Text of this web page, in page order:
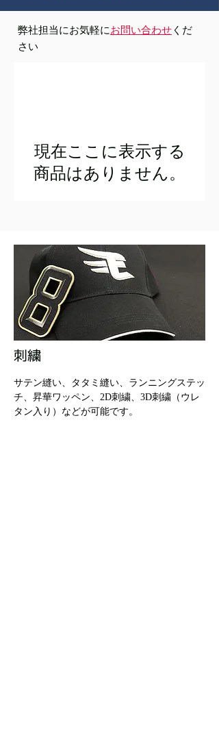
​弊社担当にお気軽にお問い合わせ くだ
さい
現在ここに表示する
商品はありません。
刺繍
サテン縫い、タタミ縫い、ランニングステッ
チ、昇華ワッペン、2D刺繍、3D刺繍（ウレ
タン入り）などが可能です。